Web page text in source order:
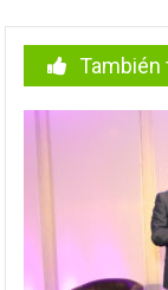
También